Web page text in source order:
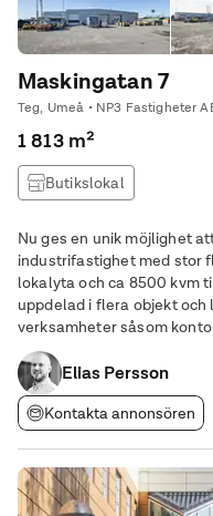
Maskingatan 7
Teg, Umeå • NP3 Fastigheter
1 813 m²
Butikslokal
Nu ges en unik möjlighet
industrifastighet med stor
lokalyta och ca 8500 kvm
uppdelad i flera objekt
verksamheter såsom kontor,
fastighet är ett utmärkt
och moderna lokaler med
Elias Persson
Kontakta annonsören